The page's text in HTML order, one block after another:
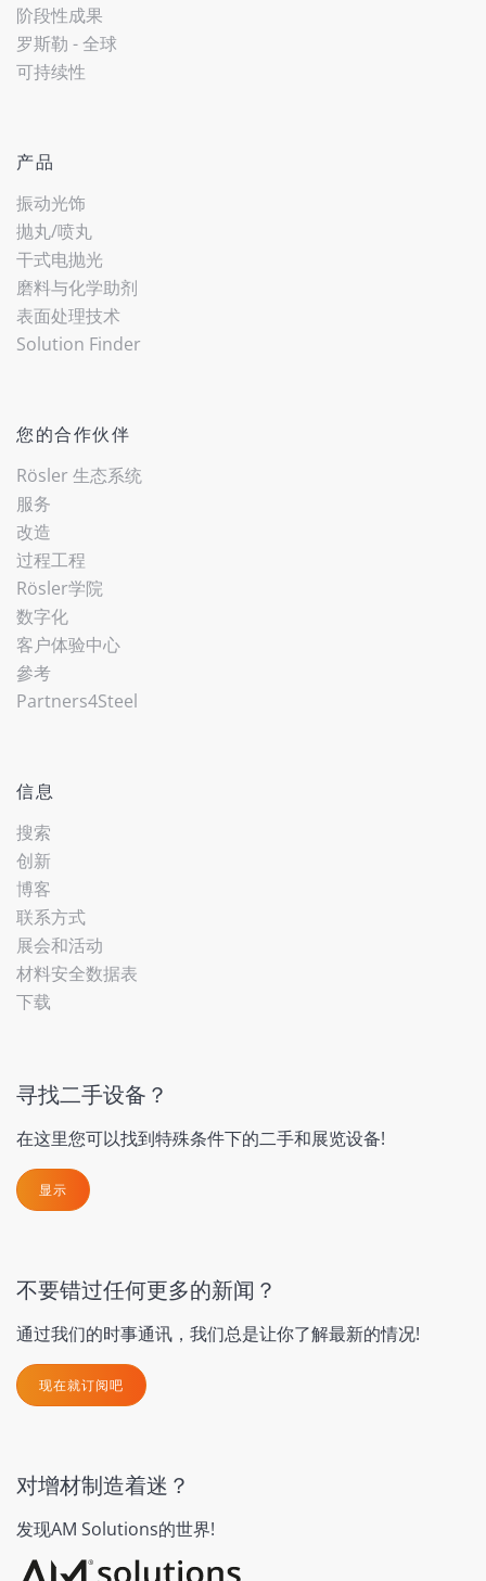
阶段性成果
罗斯勒 - 全球
可持续性
产品
振动光饰
抛丸/喷丸
干式电抛光
磨料与化学助剂
表面处理技术
Solution Finder
您的合作伙伴
Rösler 生态系统
服务
改造
过程工程
Rösler学院
数字化
客户体验中心
參考
Partners4Steel
信息
搜索
创新
博客
联系方式
展会和活动
材料安全数据表
下载
寻找二手设备？
在这里您可以找到特殊条件下的二手和展览设备!
显示
不要错过任何更多的新闻？
通过我们的时事通讯，我们总是让你了解最新的情况!
现在就订阅吧
对增材制造着迷？
发现AM Solutions的世界!